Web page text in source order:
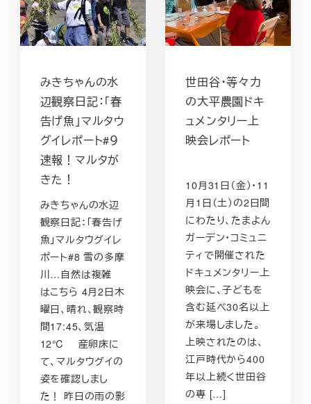
みきちゃんの水
辺観察日記：「春
告げ魚」マルタウ
グイレポート#９
速報！マルタが
きた！
みきちゃんの水辺
観察日記：「春告げ
魚」マルタウグイレ
ポート#8 雪の多摩
川…自然は複雑
はこちら 4月2日木
曜日、晴れ、観察時
間17:45、気温
12℃ 産卵床に
て、マルタウグイの
姿を確認しまし
た！ 昨日の雨の影
世田谷・等々力
の大平農園ドキ
ュメンタリー上
映会レポート
10月31日（金）・11
月1日（土）の2日間
にわたり、たまよん
ガーデン・コミュニ
ティで開催された
ドキュメンタリー上
映会に、子どもを
含む延べ30名以上
が来場しました。
上映されたのは、
江戸時代から400
年以上続く世田谷
の専 […]